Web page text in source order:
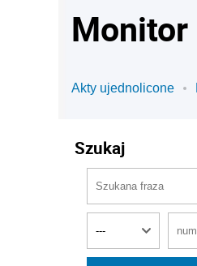
Akty ujednolicone
Szukaj